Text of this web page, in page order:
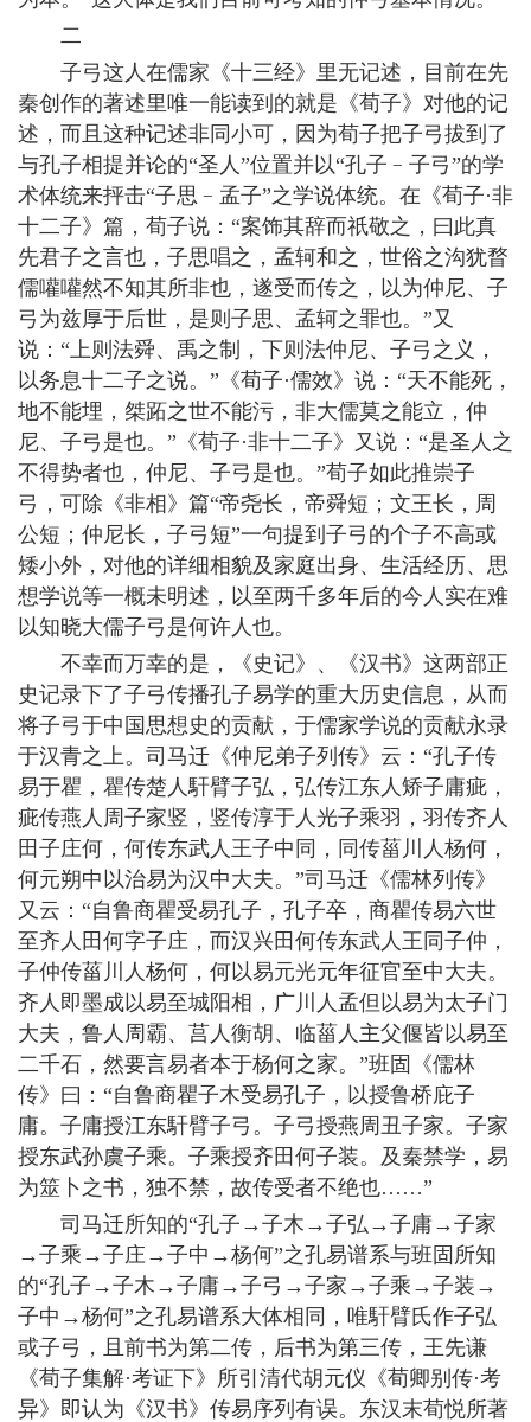
二
子弓这人在儒家《十三经》里无记述，目前在先
秦创作的著述里唯一能读到的就是《荀子》对他的记
述，而且这种记述非同小可，因为荀子把子弓拔到了
与孔子相提并论的“圣人”位置并以“孔子﹣子弓”的学
术体统来抨击“子思﹣孟子”之学说体统。在《荀子·非
十二子》篇，荀子说：“案饰其辞而祇敬之，曰此真
先君子之言也，子思唱之，孟轲和之，世俗之沟犹瞀
儒嚾嚾然不知其所非也，遂受而传之，以为仲尼、子
弓为兹厚于后世，是则子思、孟轲之罪也。”又
说：“上则法舜、禹之制，下则法仲尼、子弓之义，
以务息十二子之说。”《荀子·儒效》说：“天不能死，
地不能埋，桀跖之世不能污，非大儒莫之能立，仲
尼、子弓是也。”《荀子·非十二子》又说：“是圣人之
不得势者也，仲尼、子弓是也。”荀子如此推崇子
弓，可除《非相》篇“帝尧长，帝舜短；文王长，周
公短；仲尼长，子弓短”一句提到子弓的个子不高或
矮小外，对他的详细相貌及家庭出身、生活经历、思
想学说等一概未明述，以至两千多年后的今人实在难
以知晓大儒子弓是何许人也。
不幸而万幸的是，《史记》、《汉书》这两部正
史记录下了子弓传播孔子易学的重大历史信息，从而
将子弓于中国思想史的贡献，于儒家学说的贡献永录
于汉青之上。司马迁《仲尼弟子列传》云：“孔子传
易于瞿，瞿传楚人馯臂子弘，弘传江东人矫子庸疵，
疵传燕人周子家竖，竖传淳于人光子乘羽，羽传齐人
田子庄何，何传东武人王子中同，同传菑川人杨何，
何元朔中以治易为汉中大夫。”司马迁《儒林列传》
又云：“自鲁商瞿受易孔子，孔子卒，商瞿传易六世
至齐人田何字子庄，而汉兴田何传东武人王同子仲，
子仲传菑川人杨何，何以易元光元年征官至中大夫。
齐人即墨成以易至城阳相，广川人孟但以易为太子门
大夫，鲁人周霸、莒人衡胡、临菑人主父偃皆以易至
二千石，然要言易者本于杨何之家。”班固《儒林
传》曰：“自鲁商瞿子木受易孔子，以授鲁桥庇子
庸。子庸授江东馯臂子弓。子弓授燕周丑子家。子家
授东武孙虞子乘。子乘授齐田何子装。及秦禁学，易
为筮卜之书，独不禁，故传受者不绝也……”
司马迁所知的“孔子→子木→子弘→子庸→子家
→子乘→子庄→子中→杨何”之孔易谱系与班固所知
的“孔子→子木→子庸→子弓→子家→子乘→子装→
子中→杨何”之孔易谱系大体相同，唯馯臂氏作子弘
或子弓，且前书为第二传，后书为第三传，王先谦
《荀子集解·考证下》所引清代胡元仪《荀卿别传·考
异》即认为《汉书》传易序列有误。东汉末荀悦所著